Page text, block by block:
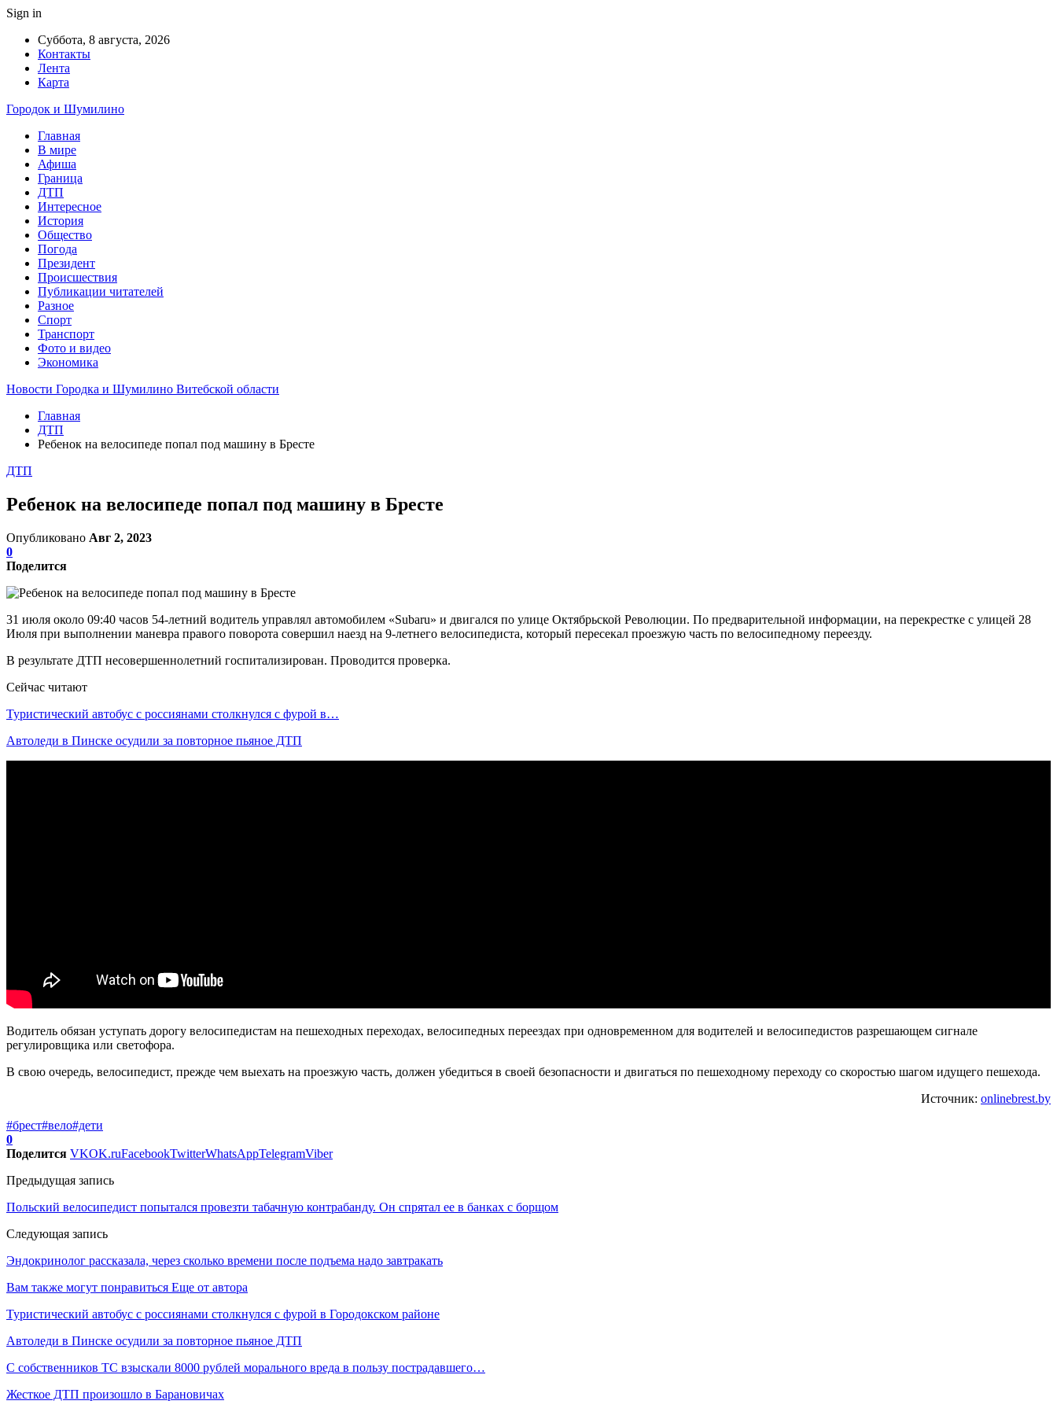
Sign in
Суббота, 8 августа, 2026
Контакты
Лента
Карта
Городок и Шумилино
Главная
В мире
Афиша
Граница
ДТП
Интересное
История
Общество
Погода
Президент
Происшествия
Публикации читателей
Разное
Спорт
Транспорт
Фото и видео
Экономика
Новости Городка и Шумилино Витебской области
Главная
ДТП
Ребенок на велосипеде попал под машину в Бресте
ДТП
Ребенок на велосипеде попал под машину в Бресте
Опубликовано Авг 2, 2023
0
Поделится
31 июля около 09:40 часов 54-летний водитель управлял автомобилем «Subaru» и двигался по улице Октябрьской Революции. По предварительной информации, на перекрестке с улицей 28
Июля при выполнении маневра правого поворота совершил наезд на 9-летнего велосипедиста, который пересекал проезжую часть по велосипедному переезду.
В результате ДТП несовершеннолетний госпитализирован. Проводится проверка.
Сейчас читают
Туристический автобус с россиянами столкнулся с фурой в…
Автоледи в Пинске осудили за повторное пьяное ДТП
Водитель обязан уступать дорогу велосипедистам на пешеходных переходах, велосипедных переездах при одновременном для водителей и велосипедистов разрешающем сигнале
регулировщика или светофора.
В свою очередь, велосипедист, прежде чем выехать на проезжую часть, должен убедиться в своей безопасности и двигаться по пешеходному переходу со скоростью шагом идущего пешехода.
Источник: onlinebrest.by
#брест#вело#дети
0
Поделится VKOK.ruFacebookTwitterWhatsAppTelegramViber
Предыдущая запись
Польский велосипедист попытался провезти табачную контрабанду. Он спрятал ее в банках с борщом
Следующая запись
Эндокринолог рассказала, через сколько времени после подъема надо завтракать
Вам также могут понравиться Еще от автора
Туристический автобус с россиянами столкнулся с фурой в Городокском районе
Автоледи в Пинске осудили за повторное пьяное ДТП
С собственников ТС взыскали 8000 рублей морального вреда в пользу пострадавшего…
Жесткое ДТП произошло в Барановичах